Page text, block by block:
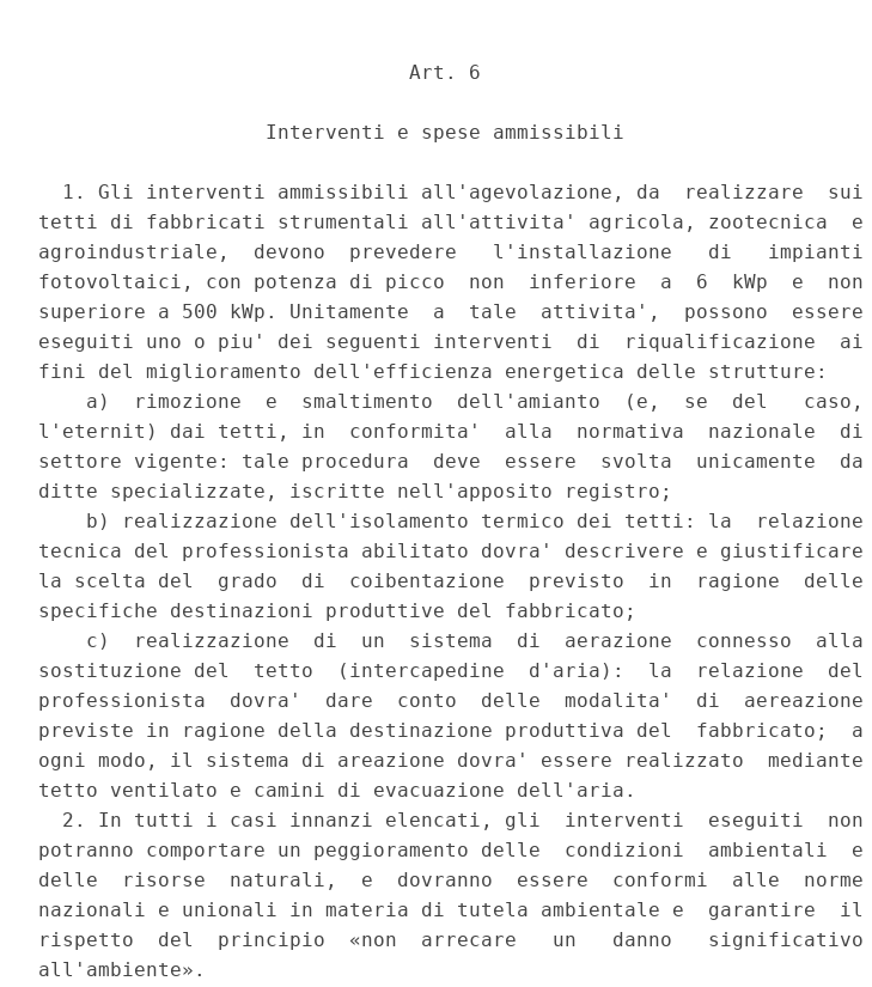
                               Art. 6
                   Interventi e spese ammissibili
  1. Gli interventi ammissibili all'agevolazione, da  realizzare  sui
tetti di fabbricati strumentali all'attivita' agricola, zootecnica  e
agroindustriale,  devono  prevedere   l'installazione   di   impianti
fotovoltaici, con potenza di picco  non  inferiore  a  6  kWp  e  non
superiore a 500 kWp. Unitamente  a  tale  attivita',  possono  essere
eseguiti uno o piu' dei seguenti interventi  di  riqualificazione  ai
fini del miglioramento dell'efficienza energetica delle strutture:
    a)  rimozione  e  smaltimento  dell'amianto  (e,  se  del   caso,
l'eternit) dai tetti, in  conformita'  alla  normativa  nazionale  di
settore vigente: tale procedura  deve  essere  svolta  unicamente  da
ditte specializzate, iscritte nell'apposito registro;
    b) realizzazione dell'isolamento termico dei tetti: la  relazione
tecnica del professionista abilitato dovra' descrivere e giustificare
la scelta del  grado  di  coibentazione  previsto  in  ragione  delle
specifiche destinazioni produttive del fabbricato;
    c)  realizzazione  di  un  sistema  di  aerazione  connesso  alla
sostituzione del  tetto  (intercapedine  d'aria):  la  relazione  del
professionista  dovra'  dare  conto  delle  modalita'  di  aereazione
previste in ragione della destinazione produttiva del  fabbricato;  a
ogni modo, il sistema di areazione dovra' essere realizzato  mediante
tetto ventilato e camini di evacuazione dell'aria.
  2. In tutti i casi innanzi elencati, gli  interventi  eseguiti  non
potranno comportare un peggioramento delle  condizioni  ambientali  e
delle  risorse  naturali,  e  dovranno  essere  conformi  alle  norme
nazionali e unionali in materia di tutela ambientale e  garantire  il
rispetto  del  principio  «non  arrecare   un   danno   significativo
all'ambiente».